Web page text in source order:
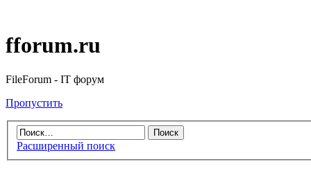
fforum.ru
FileForum - IT форум
Пропустить
Расширенный поиск